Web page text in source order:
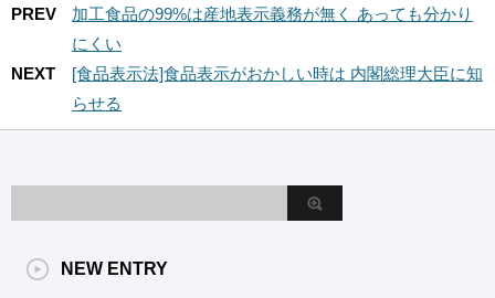
PREV
加工食品の99%は産地表示義務が無く あっても分かり
にくい
NEXT
[食品表示法]食品表示がおかしい時は 内閣総理大臣に知
らせる
NEW ENTRY